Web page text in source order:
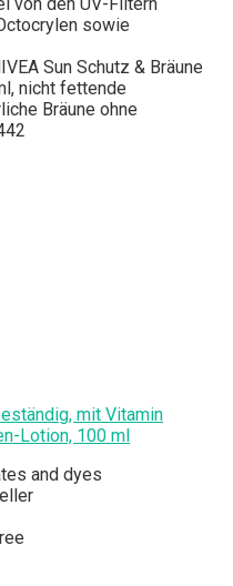
sowie
Sun Schutz & Bräune
nicht fettende
Bräune ohne
mit Vitamin
Lotion, 100 ml
and dyes